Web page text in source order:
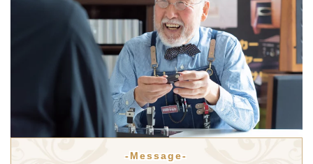
-Message-